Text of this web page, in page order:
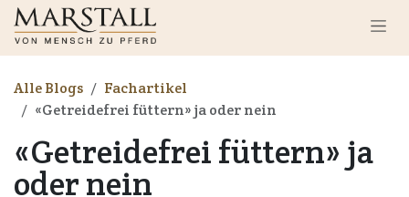
Zum Inhalt springen
Alle Blogs
Fachartikel
«Getreidefrei füttern» ja oder nein
«Getreidefrei füttern» ja
oder nein